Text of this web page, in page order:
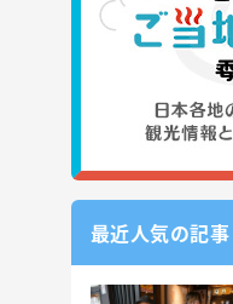
最近人気の記事